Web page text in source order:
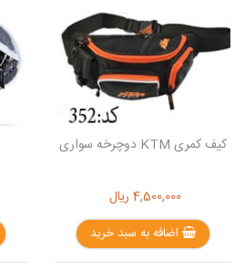
کیف کمری KTM دوچرخه سواری
4,500,000 ریال
اضافه به سبد خرید